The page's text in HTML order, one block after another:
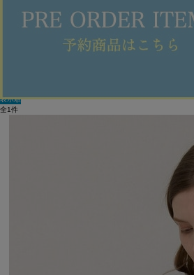
単色表示
表示順
全1件